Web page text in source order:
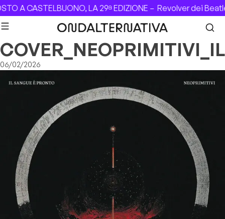
Skip to content
A CASTELBUONO, LA 29ª EDIZIONE –Revolver dei
06/02/2026